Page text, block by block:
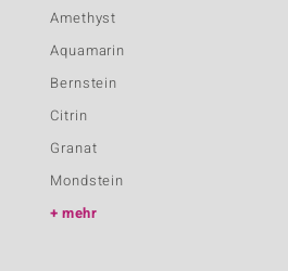
Amethyst
Aquamarin
Bernstein
Citrin
Granat
Mondstein
mehr